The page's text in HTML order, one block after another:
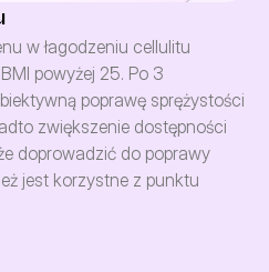
w łagodzeniu cellulitu
powyżej 25. Po 3
poprawę sprężystości
zwiększenie dostępności
doprowadzić do poprawy
jest korzystne z punktu